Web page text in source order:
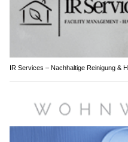
IR Services – Nachhaltige Reinigung &